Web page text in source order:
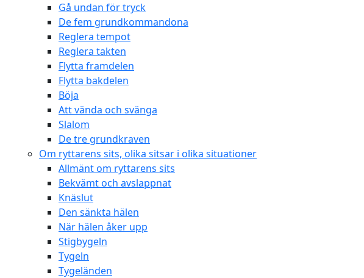
Gå undan för tryck
De fem grundkommandona
Reglera tempot
Reglera takten
Flytta framdelen
Flytta bakdelen
Böja
Att vända och svänga
Slalom
De tre grundkraven
Om ryttarens sits, olika sitsar i olika situationer
Allmänt om ryttarens sits
Bekvämt och avslappnat
Knäslut
Den sänkta hälen
När hälen åker upp
Stigbygeln
Tygeln
Tygeländen